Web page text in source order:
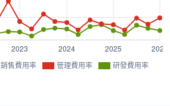
銷售費用率 管理費用率 研發費用率